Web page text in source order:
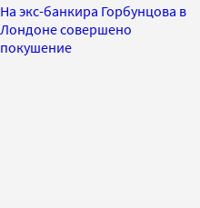
На экс-банкира Горбунцова в
Лондоне совершено
покушение